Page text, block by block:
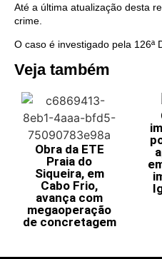
Até a última atualização desta
crime.
O caso é investigado pela 126ª
Veja também
Obra da ETE
Praia do
Siqueira, em
Cabo Frio,
avança com
megaoperação
de concretagem